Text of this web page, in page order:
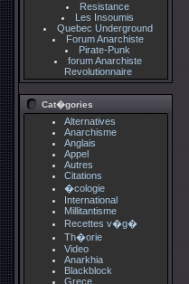
Resistance
Les Insoumis
Quebec Underground
Forum Anarchiste
Pirate-Punk
forum Anarchiste
Revolutionnaire
Cat�gories
Alternatives
Anarchisme
Anglais
Appel
Autres
Citations
�cologie
International
Millitantisme
Recettes v�g�
Th�orie
Video
Anarkhia
Blackblock
Grece